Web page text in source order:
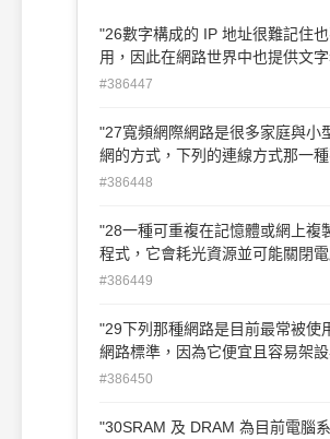
"26數字構成的 IP 地址很難記住
用，因此在網路世界中也提供文字
務。下列那一種協定會將文字名稱
(D)POP3"
#386447
"27寬頻網際網路是很多家庭與小
網的方式，下列的連線方式那一種
頻網際網路？ (A)有線電視網路 (B)DSL (C)
#386448
"28一種可重複在記憶體或網上複
程式，它會耗光資源並可能關閉電
的程式叫： (A)蠕蟲 (B)殭屍 (C)木馬程式
#386449
"29下列那種網路是目前最常被使
網路標準，因為它便宜且容易架設
(A)記號環（Ring） (B)藍芽 (C)Zigbee (D)
#386450
"30SRAM 及 DRAM 為目前電腦